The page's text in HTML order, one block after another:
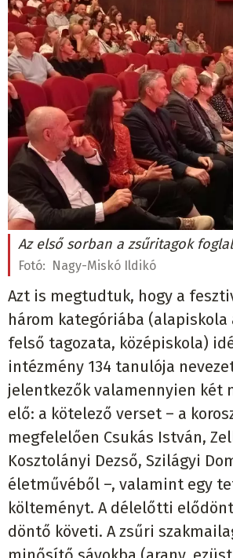
Az első sorban a zsűritagok
Fotó: Nagy-Miskó Ildikó
Azt is megtudtuk, hogy a
három kategóriába (alapiskola
felső tagozata, középiskola)
intézmény 134 tanulója
jelentkezők valamennyien két
elő: a kötelező verset – a
megfelelően Csukás István,
Kosztolányi Dezső, Szilágyi
életművéből –, valamint egy
költeményt. A délelőtti
döntő követi. A zsűri